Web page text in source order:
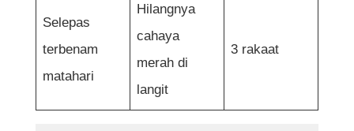
Selepas
terbenam
matahari
Hilangnya
cahaya
merah di
langit
3 rakaat